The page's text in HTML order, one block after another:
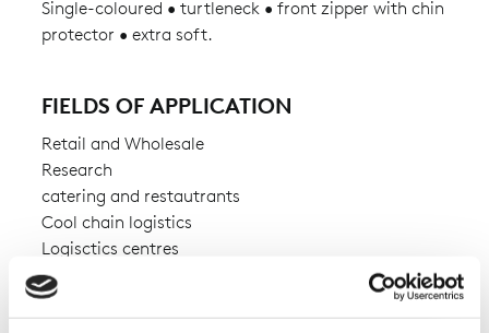
Single-coloured • turtleneck • front zipper with chin
protector • extra soft.
FIELDS OF APPLICATION
Retail and Wholesale
Research
catering and restautrants
Cool chain logistics
Logisctics centres
Pharmaceutical industry